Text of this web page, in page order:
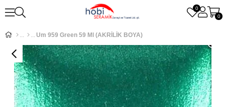
0
0
Um 959 Green 59 Ml (AKRİLİK BOYA)